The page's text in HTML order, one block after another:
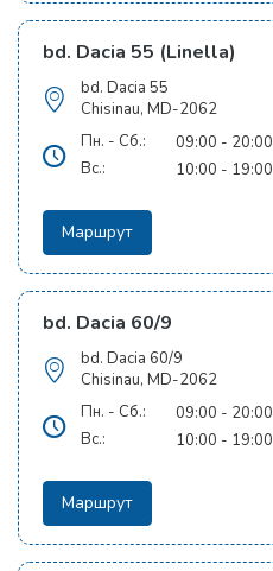
bd. Dacia 55 (Linella)
bd. Dacia 55
Chisinau, MD-2062
Пн. - Сб.:
09:00 - 20:00
Вс.:
10:00 - 19:00
Маршрут
bd. Dacia 60/9
bd. Dacia 60/9
Chisinau, MD-2062
Пн. - Сб.:
09:00 - 20:00
Вс.:
10:00 - 19:00
Маршрут